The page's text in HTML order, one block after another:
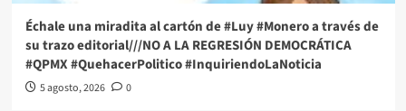
Échale una miradita al cartón de #Luy #Monero a través de
su trazo editorial///NO A LA REGRESIÓN DEMOCRÁTICA
#QPMX #QuehacerPolitico #InquiriendoLaNoticia
5 agosto, 2026 0